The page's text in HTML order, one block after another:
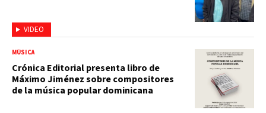
VIDEO
MÚSICA
Crónica Editorial presenta libro de
Máximo Jiménez sobre compositores
de la música popular dominicana